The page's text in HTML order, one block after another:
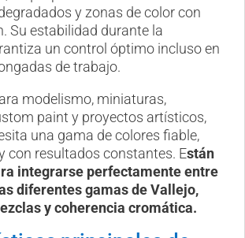
y zonas de color con
Su estabilidad durante la
un control óptimo incluso en
de trabajo.
modelismo, miniaturas,
paint y proyectos artísticos,
una gama de colores fiable,
con resultados constantes. Están
integrarse perfectamente entre
diferentes gamas de Vallejo,
y coherencia cromática.